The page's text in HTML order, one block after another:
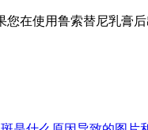
您在使用鲁索替尼乳膏